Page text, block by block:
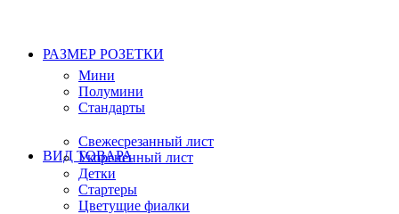
РАЗМЕР РОЗЕТКИ
Мини
Полумини
Стандарты
ВИД ТОВАРА
Свежесрезанный лист
Укорененный лист
Детки
Стартеры
Цветущие фиалки